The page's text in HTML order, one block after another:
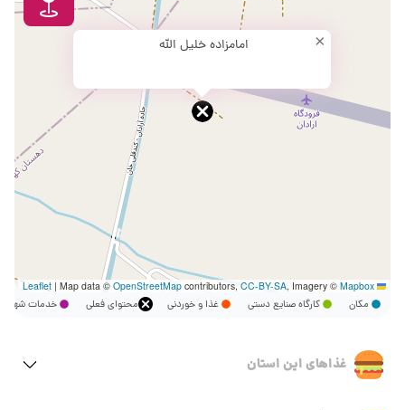
امامزاده خلیل الله ×
Leaflet
| Map data © OpenStreetMapcontributors, CC-BY-SA, Imagery © Mapbox
مکان کارگاه صنایع دستی غذا و خوردنی محتوای فعلی خدمات
غذاهای این استان